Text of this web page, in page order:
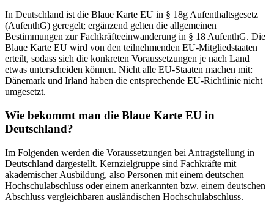
In Deutschland ist die Blaue Karte EU in § 18g Aufenthaltsgesetz
(AufenthG) geregelt; ergänzend gelten die allgemeinen
Bestimmungen zur Fachkräfteeinwanderung in § 18 AufenthG. Die
Blaue Karte EU wird von den teilnehmenden EU‑Mitgliedstaaten
erteilt, sodass sich die konkreten Voraussetzungen je nach Land
etwas unterscheiden können. Nicht alle EU‑Staaten machen mit:
Dänemark und Irland haben die entsprechende EU‑Richtlinie nicht
umgesetzt.
Wie bekommt man die Blaue Karte EU in
Deutschland?
Im Folgenden werden die Voraussetzungen bei Antragstellung in
Deutschland dargestellt. Kernzielgruppe sind Fachkräfte mit
akademischer Ausbildung, also Personen mit einem deutschen
Hochschulabschluss oder einem anerkannten bzw. einem deutschen
Abschluss vergleichbaren ausländischen Hochschulabschluss.